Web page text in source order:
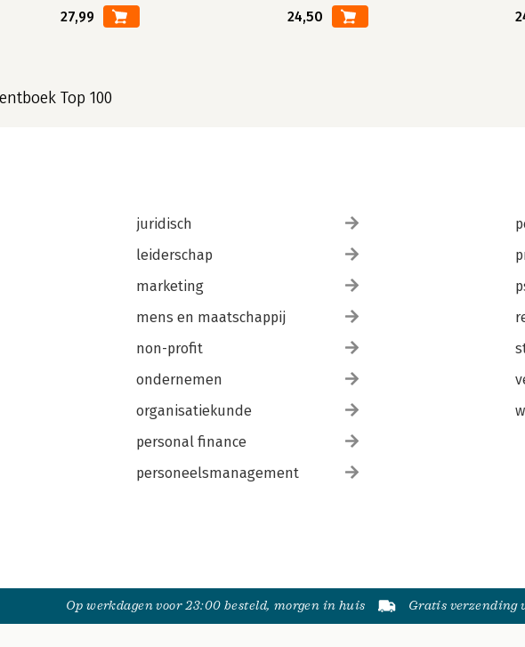
27,99 24,50
Top 100
juridisch
leiderschap
marketing
mens en maatschappij
non-profit
ondernemen
organisatiekunde
personal finance
personeelsmanagement
Op werkdagen voor 23:00 besteld, morgen in huis Gratis verzending